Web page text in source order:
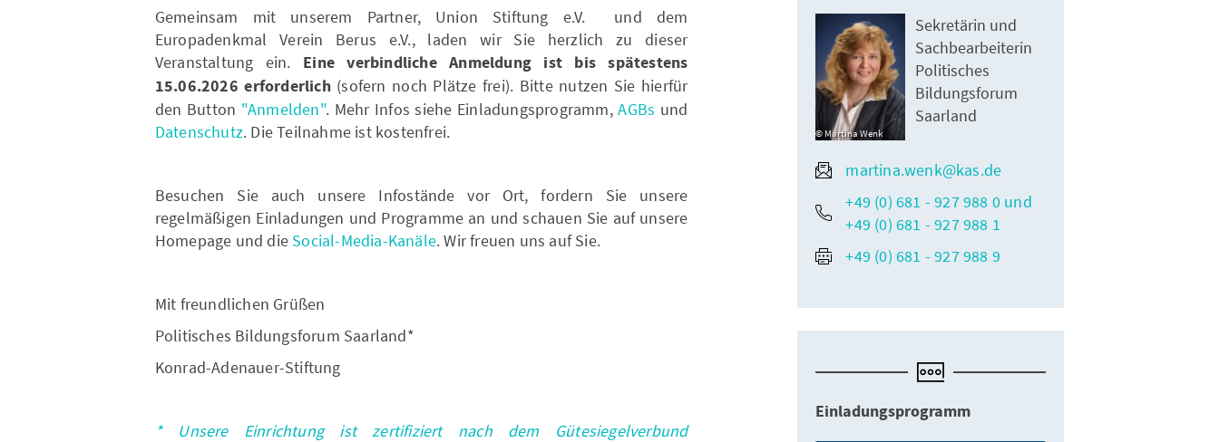
Gemeinsam mit unserem Partner, Union Stiftung e.V. und dem
Europadenkmal Verein Berus e.V., laden wir Sie herzlich zu dieser
Veranstaltung ein. Eine verbindliche Anmeldung ist bis spätestens
15.06.2026 erforderlich(sofern noch Plätze frei). Bitte nutzen Sie hierfür
den Button "Anmelden". Mehr Infos siehe Einladungsprogramm,AGBs und
Datenschutz. Die Teilnahme ist kostenfrei.
Besuchen Sie auch unsere Infostände vor Ort, fordern Sie unsere
regelmäßigen Einladungen und Programme an und schauen Sie auf unsere
Homepage und die Social-Media-Kanäle. Wir freuen uns auf Sie.
Mit freundlichen Grüßen
Politisches Bildungsforum Saarland*
Konrad-Adenauer-Stiftung
* Unsere Einrichtung ist zertifiziert nach dem Gütesiegelverbund
Martina Wenk
Sekretärin und
Sachbearbeiterin
Politisches
Bildungsforum
Saarland
martina.wenk@kas.de
+49 (0) 681 - 927 988 0 und
+49 (0) 681 - 927 988 1
+49 (0) 681 - 927 988 9
Einladungsprogramm